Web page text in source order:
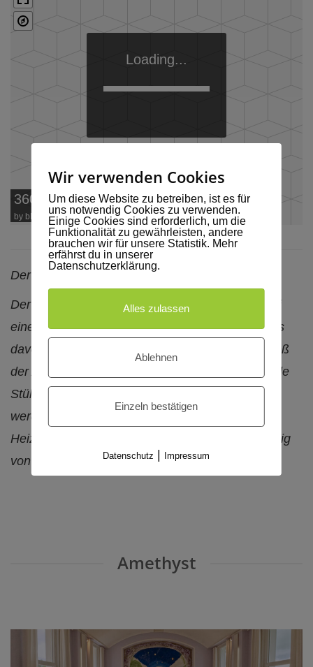
360° Panorama
by bPlugins
Loading...
Der Bergkristall kostet 90 Euro pro Tag (*).
Der Preis gilt ab einer Buchung von 3 Tagen. Bei
einer Buchung von unter 3 Tagen hängt der Preis
davon ab, wie viele Teilnehmer kommen, wie groß
der Aufwand ist, den Raum herzurichten, wie viele
Stühle, Tische, Kissen oder Decken benötigt
werden. Im Winter kommt zusätzlich eine
Heizpauschale von 30 Euro pro Tag (*) dazu (fällig
von 1.9.-30.4.).
Amethyst
Wir verwenden Cookies
Um diese Website zu betreiben, ist es für
uns notwendig Cookies zu verwenden.
Einige Cookies sind erforderlich, um die
Funktionalität zu gewährleisten, andere
brauchen wir für unsere Statistik. Mehr
erfährst du in unserer
Datenschutzerklärung.
Alles zulassen
Ablehnen
Einzeln bestätigen
Datenschutz Impressum